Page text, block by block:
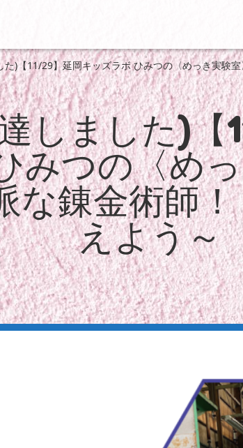
)【11/29】延岡キッズラボ ひみつの〈めっき実験
しました)【
みつの〈め
な錬金術師
えよう～